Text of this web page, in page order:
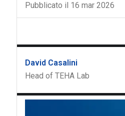
Pubblicato il 16 mar 2026
David Casalini
Head of TEHA Lab